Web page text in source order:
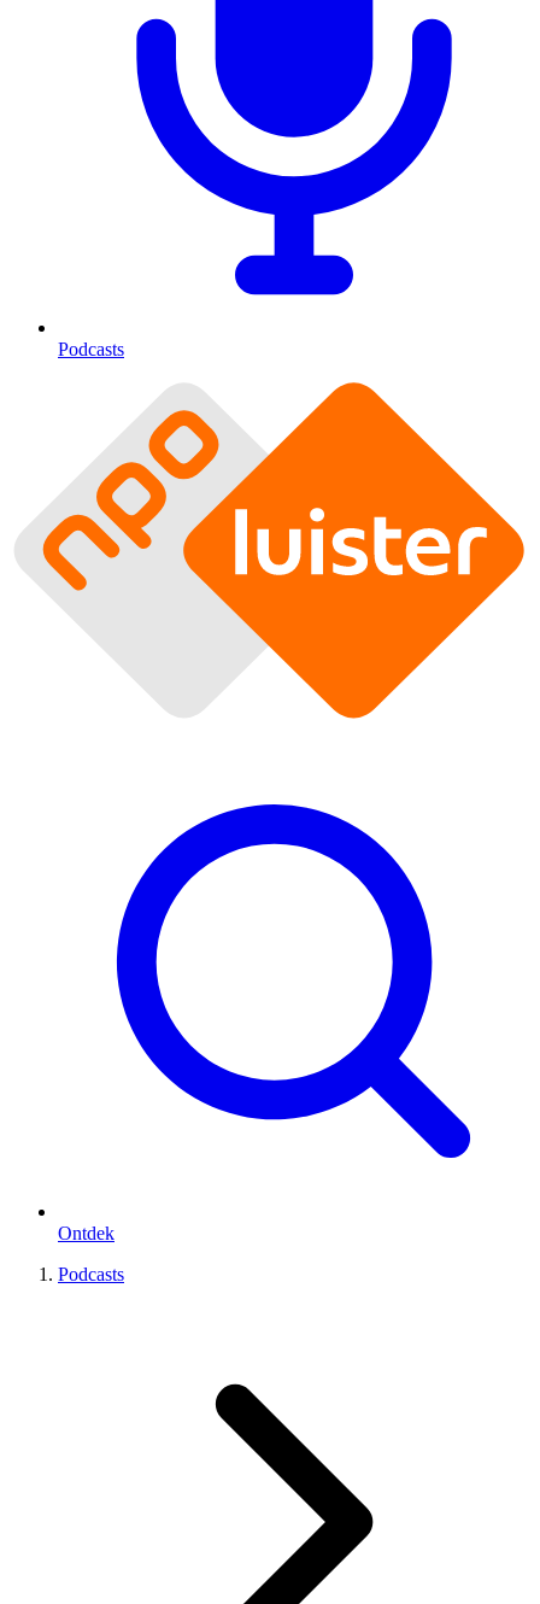
Podcasts
Ontdek
Podcasts